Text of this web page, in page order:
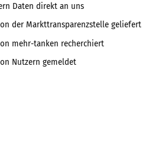
Daten direkt an uns
der Markttransparenzstelle geliefert
mehr-tanken recherchiert
Nutzern gemeldet